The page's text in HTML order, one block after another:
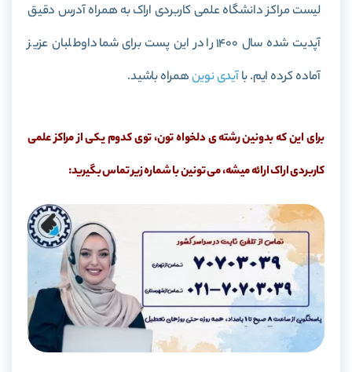
لیست مراکز دانشگاه علمی کاربردی اراک به همراه آدرس دقیق
آپدیت شده سال 1400 را در این پست برای شما داوطلبان عزیز
آماده کرده ایم. باآیدی نوینهمراه باشید.
برای این که بدونین رشته ی دلخواه تون، توی کدوم یکی از مراکز علمی
کاربردی اراک ارائه میشه، می تونین با شماره زیر تماس بگیرید: